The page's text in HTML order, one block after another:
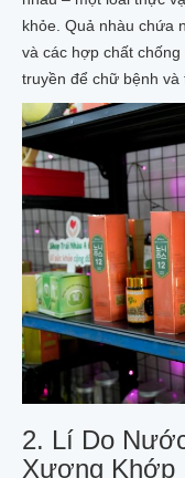
khỏe. Quả nhàu chứa
và các hợp chất
truyền để chữ bệnh và
2. Lí Do
Xương Khớp